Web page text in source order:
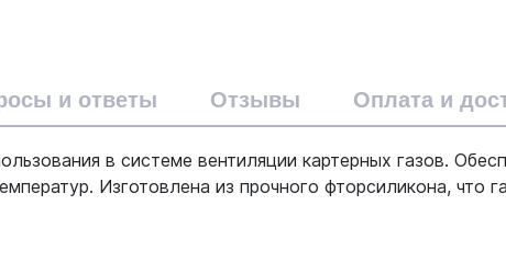
и ответы Отзывы Оплата и
в системе вентиляции картерных газов.
Изготовлена из прочного фторсиликона, что